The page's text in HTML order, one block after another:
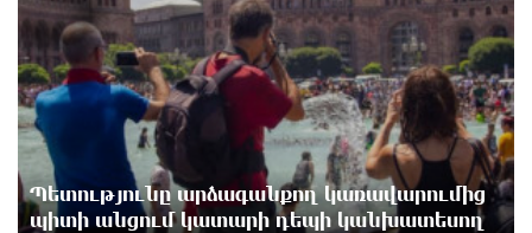
Վինիսիուսը նոր պայմանագիր է կնքել «Ռեալի»
հետ․ պաշտոնական
13 ժամ առաջ
Սպասվում է քամու ուժգնացում, ամպրոպ․
եղանակը՝ օգոստոսի 7-ից 11-ին
13 ժամ առաջ
Պետությունը արձագանքող կառավարումից
պիտի անցում կատարի դեպի կանխատեսող